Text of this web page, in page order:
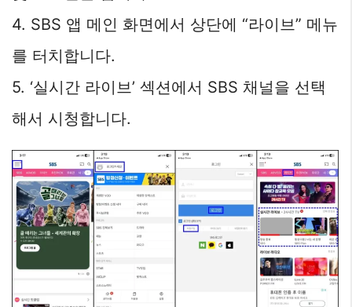
4. SBS 앱 메인 화면에서 상단에 “라이브” 메뉴
를 터치합니다.
5. ‘실시간 라이브’ 섹션에서 SBS 채널을 선택
해서 시청합니다.